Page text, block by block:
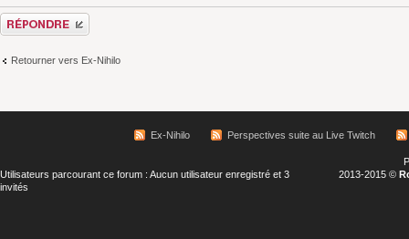
Répondre
Retourner vers Ex-Nihilo
Ex-Nihilo Perspectives suite au Live Twitch
Utilisateurs parcourant ce forum : Aucun utilisateur enregistré et 3
invités
2013-2015 ©